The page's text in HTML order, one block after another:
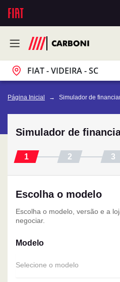
FIAT - VIDEIRA - SC
Página Inicial Simulador de
Simulador de
Escolha o modelo
Escolha o modelo, versão e a
negociar.
Modelo
Selecione o modelo